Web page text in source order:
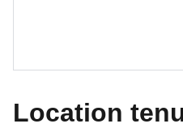
Location